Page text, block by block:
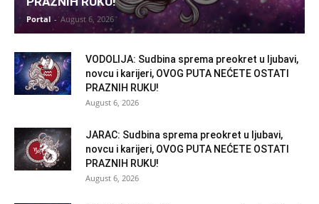
Portal - August 6, 2026
VODOLIJA: Sudbina sprema preokret u ljubavi,
novcu i karijeri, OVOG PUTA NEĆETE OSTATI
PRAZNIH RUKU!
August 6, 2026
JARAC: Sudbina sprema preokret u ljubavi,
novcu i karijeri, OVOG PUTA NEĆETE OSTATI
PRAZNIH RUKU!
August 6, 2026